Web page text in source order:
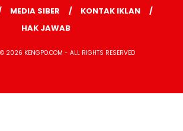
MEDIA SIBER
KONTAK IKLAN
HAK JAWAB
2026 KENGPO.COM - ALL RIGHTS RESERVED